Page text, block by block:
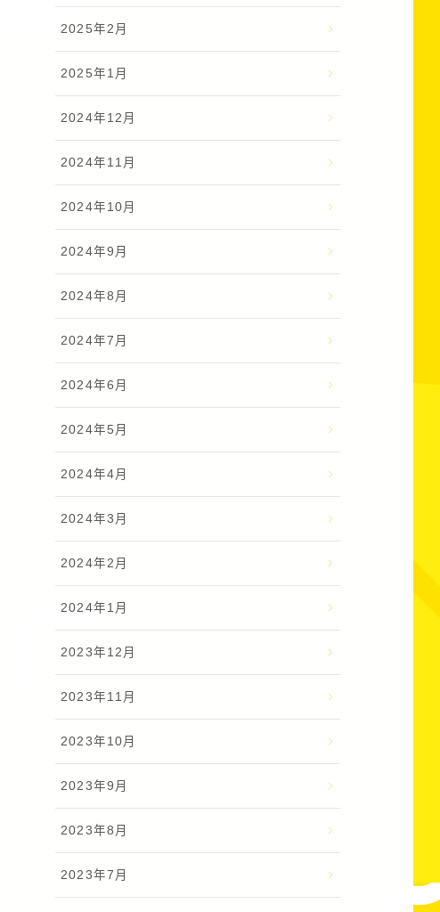
2025年2月
2025年1月
2024年12月
2024年11月
2024年10月
2024年9月
2024年8月
2024年7月
2024年6月
2024年5月
2024年4月
2024年3月
2024年2月
2024年1月
2023年12月
2023年11月
2023年10月
2023年9月
2023年8月
2023年7月